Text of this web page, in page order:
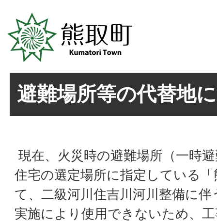
避難場所等の代替地
現在、火災時の避難場所（一時
住宅の選定場所に指定している
て、二級河川住吉川河川整備に
実施により使用できないため、